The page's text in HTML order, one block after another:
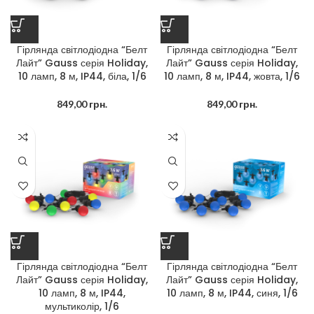
Гірлянда світлодіодна “Белт
Лайт” Gauss серія Holiday,
10 ламп, 8 м, IP44, біла, 1/6
849,00грн.
Гірлянда світлодіодна “Белт
Лайт” Gauss серія Holiday,
10 ламп, 8 м, IP44, жовта, 1/6
849,00грн.
Гірлянда світлодіодна “Белт
Лайт” Gauss серія Holiday,
10 ламп, 8 м, IP44,
мультиколір, 1/6
Гірлянда світлодіодна “Белт
Лайт” Gauss серія Holiday,
10 ламп, 8 м, IP44, синя, 1/6